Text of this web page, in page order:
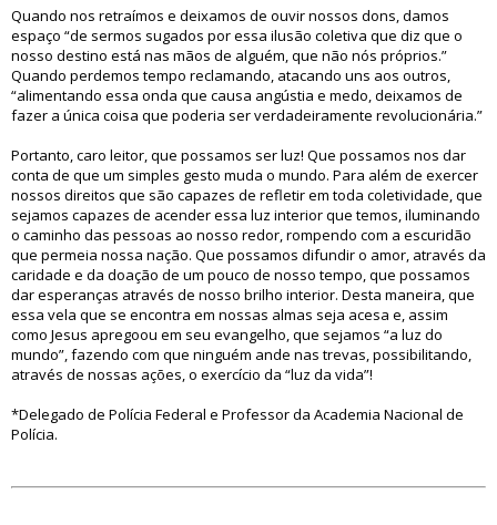
Quando nos retraímos e deixamos de ouvir nossos dons, damos
espaço “de sermos sugados por essa ilusão coletiva que diz que o
nosso destino está nas mãos de alguém, que não nós próprios.”
Quando perdemos tempo reclamando, atacando uns aos outros,
“alimentando essa onda que causa angústia e medo, deixamos de
fazer a única coisa que poderia ser verdadeiramente revolucionária.”
Portanto, caro leitor, que possamos ser luz! Que possamos nos dar
conta de que um simples gesto muda o mundo. Para além de exercer
nossos direitos que são capazes de refletir em toda coletividade, que
sejamos capazes de acender essa luz interior que temos, iluminando
o caminho das pessoas ao nosso redor, rompendo com a escuridão
que permeia nossa nação. Que possamos difundir o amor, através da
caridade e da doação de um pouco de nosso tempo, que possamos
dar esperanças através de nosso brilho interior. Desta maneira, que
essa vela que se encontra em nossas almas seja acesa e, assim
como Jesus apregoou em seu evangelho, que sejamos “a luz do
mundo”, fazendo com que ninguém ande nas trevas, possibilitando,
através de nossas ações, o exercício da “luz da vida”!
*Delegado de Polícia Federal e Professor da Academia Nacional de
Polícia.